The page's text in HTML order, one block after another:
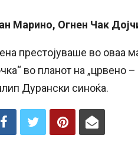
Марино, Огнен Чак
престојуваше во оваа
во планот на „црвено
Дурански синоќа.